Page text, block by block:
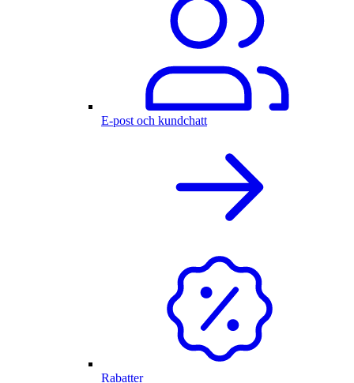
E-post och kundchatt
Rabatter